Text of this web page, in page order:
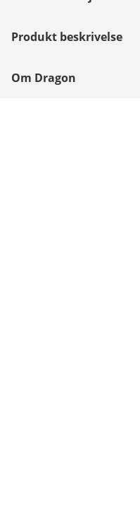
Produkt beskrivelse
Om Dragon